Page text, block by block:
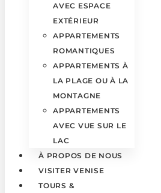
AVEC ESPACE
EXTÉRIEUR
APPARTEMENTS
ROMANTIQUES
APPARTEMENTS À
LA PLAGE OU À LA
MONTAGNE
APPARTEMENTS
AVEC VUE SUR LE
LAC
À PROPOS DE NOUS
VISITER VENISE
TOURS &